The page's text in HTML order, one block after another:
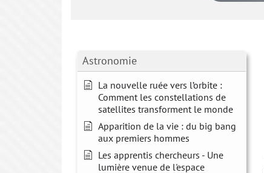
Astronomie
La nouvelle ruée vers l’orbite :
Comment les constellations de
satellites transforment le monde
Apparition de la vie : du big bang
aux premiers hommes
Les apprentis chercheurs - Une
lumière venue de l'espace